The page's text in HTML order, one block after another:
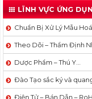
LĨNH VỰC ỨNG
Chuẩn Bị Xử Lý Mẫu
Theo Dõi – Thẩm Định
Dược Phẩm – Thú Y…
Đào Tạo sắc ký và
Điện Tử – Bán Dẫn –